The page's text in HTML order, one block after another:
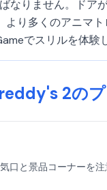
なりません。ド
り多くのアニマ
でスリルを体験
2の
口と景品コーナー